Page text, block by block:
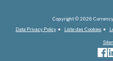
Copyright © 2026
Data Privacy Policy
Liste des Cookies